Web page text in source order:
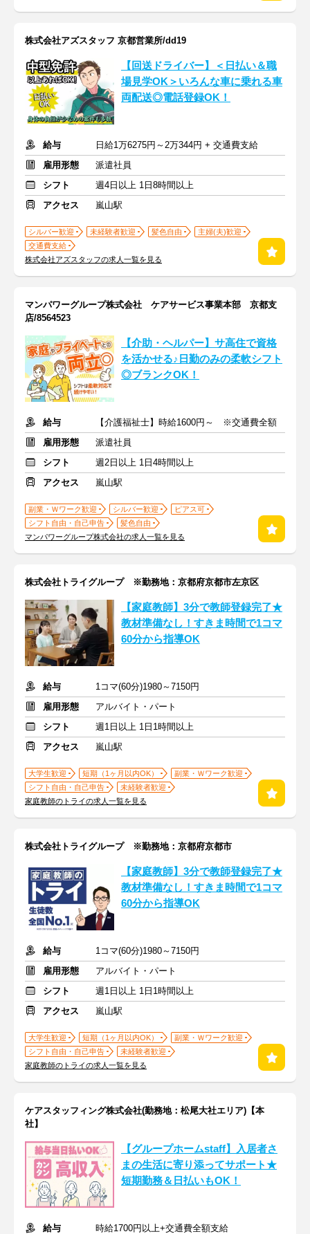
株式会社アズスタッフ 京都営業所/dd19
【回送ドライバー】＜日払い＆職
場見学OK＞いろんな車に乗れる車
両配送◎電話登録OK！
給与
日給1万6275円～2万344円 + 交通費支給
雇用形態
派遣社員
シフト
週4日以上 1日8時間以上
アクセス
嵐山駅
シルバー歓迎 未経験者歓迎 髪色自由
主婦(夫)歓迎
交通費支給
株式会社アズスタッフの求人一覧を見る
マンパワーグループ株式会社 ケアサービス事業本部 京都支
店/8564523
【介助・ヘルパー】サ高住で資格
を活かせる♪日勤のみの柔軟シフト
◎ブランクOK！
給与
【介護福祉士】時給1600円～ ※交通費全額
雇用形態
派遣社員
シフト
週2日以上 1日4時間以上
アクセス
嵐山駅
副業・Ｗワーク歓迎 シルバー歓迎
ピアス可
シフト自由・自己申告
髪色自由
マンパワーグループ株式会社の求人一覧を見る
株式会社トライグループ ※勤務地：京都府京都市左京区
【家庭教師】3分で教師登録完了★
教材準備なし！すきま時間で1コマ
60分から指導OK
給与
1コマ(60分)1980～7150円
雇用形態
アルバイト・パート
シフト
週1日以上 1日1時間以上
アクセス
嵐山駅
大学生歓迎 短期（1ヶ月以内OK）
副業・Ｗワーク歓迎
シフト自由・自己申告
未経験者歓迎
家庭教師のトライの求人一覧を見る
株式会社トライグループ ※勤務地：京都府京都市
【家庭教師】3分で教師登録完了★
教材準備なし！すきま時間で1コマ
60分から指導OK
給与
1コマ(60分)1980～7150円
雇用形態
アルバイト・パート
シフト
週1日以上 1日1時間以上
アクセス
嵐山駅
大学生歓迎 短期（1ヶ月以内OK）
副業・Ｗワーク歓迎
シフト自由・自己申告
未経験者歓迎
家庭教師のトライの求人一覧を見る
ケアスタッフィング株式会社(勤務地：松尾大社エリア)【本
社】
【グループホームstaff】入居者さ
まの生活に寄り添ってサポート★
短期勤務＆日払いもOK！
給与 時給1700円以上+交通費全額支給